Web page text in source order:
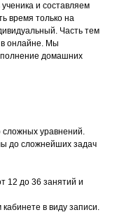
и составляем
время только на
Часть тем
в онлайне. Мы
домашних
сложных уравнений.
до сложнейших задач
12 до 36 занятий и
в виду записи.